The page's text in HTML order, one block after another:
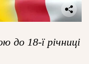
до 18-ї річниці